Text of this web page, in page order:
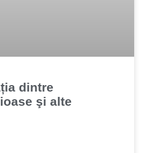
dintre
şi alte